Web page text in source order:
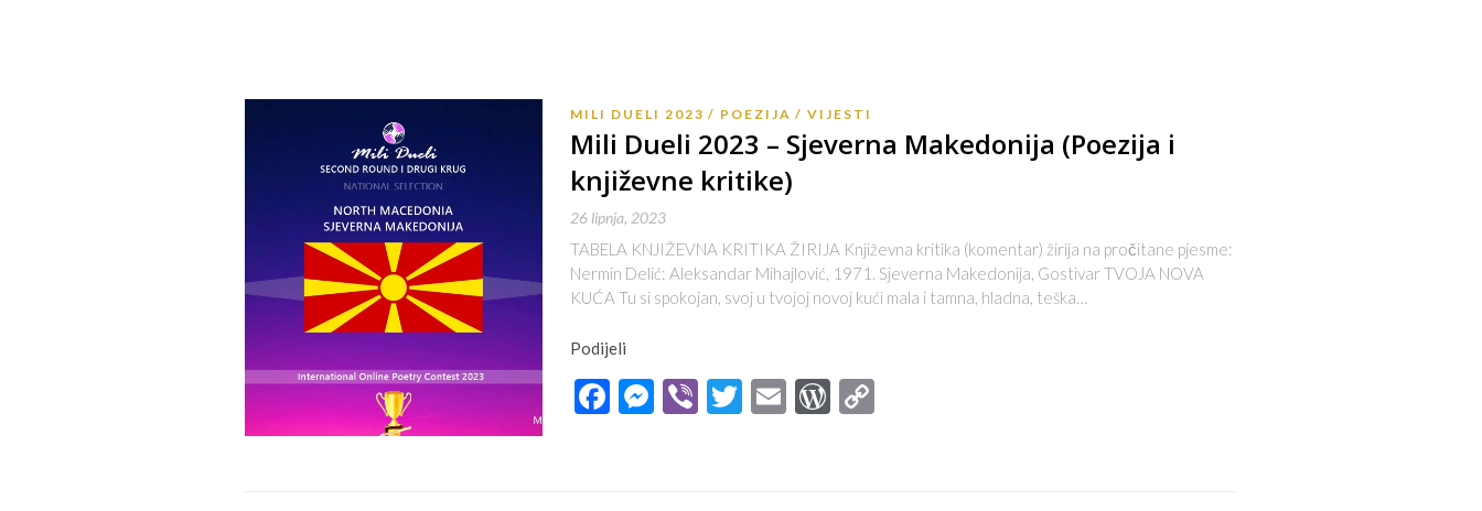
MILI DUELI 2023 POEZIJA VIJESTI
Mili Dueli 2023 – Sjeverna Makedonija (Poezija i
književne kritike)
26 lipnja, 2023
TABELA KNJIŽEVNA KRITIKA ŽIRIJA Književna kritika (komentar) žirija na pročitane pjesme:
Nermin Delić: Aleksandar Mihajlović, 1971. Sjeverna Makedonija, Gostivar TVOJA NOVA
KUĆA Tu si spokojan, svoj u tvojoj novoj kući mala i tamna, hladna, teška…
Podijeli
Facebook
Messenger
ViberTwitter
EmailWordPress